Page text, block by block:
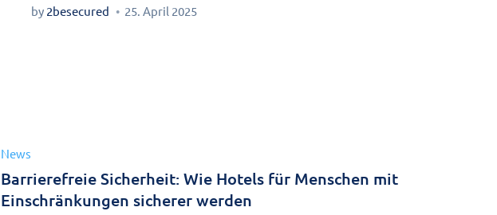
by 2besecured 25. April 2025
News
Barrierefreie Sicherheit: Wie Hotels für Menschen mit
Einschränkungen sicherer werden